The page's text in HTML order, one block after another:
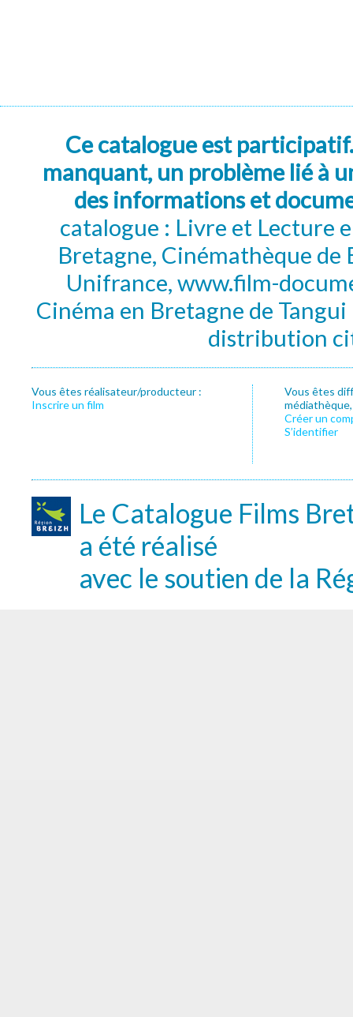
Ce catalogue est
manquant, un problème lié à
des informations et
catalogue : Livre et Lecture
Bretagne, Cinémathèque de
Unifrance, www.film-
Cinéma en Bretagne de
distribution
Vous êtes réalisateur/producteur :
Inscrire un film
Vous êtes
Créer un
S’identifier
Le Catalogue Films
a été réalisé
avec le soutien de la